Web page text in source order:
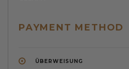
PAYMENT METHOD
ÜBERWEISUNG